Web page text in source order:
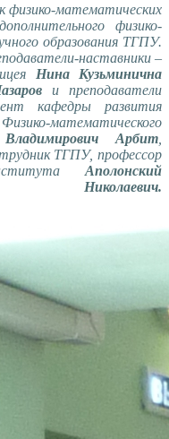
физико-математических
физико-
образования ТГПУ.
наставники –
Нина Кузьминична
и преподаватели
кафедры развития
математического
Владимирович Арбит
ТГПУ, профессор
Аполонский